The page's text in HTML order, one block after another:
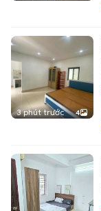
3 phút trước 4